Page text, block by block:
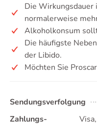
Die Wirkungsdauer
normalerweise
Alkoholkonsum
Die häufigste
der Libido.
Möchten Sie
Sendungsverfolgung
Zahlungs-